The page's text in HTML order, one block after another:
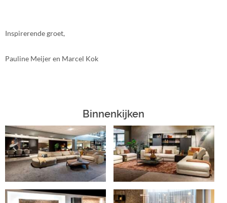
Inspirerende groet,
Pauline Meijer en Marcel Kok
Binnenkijken